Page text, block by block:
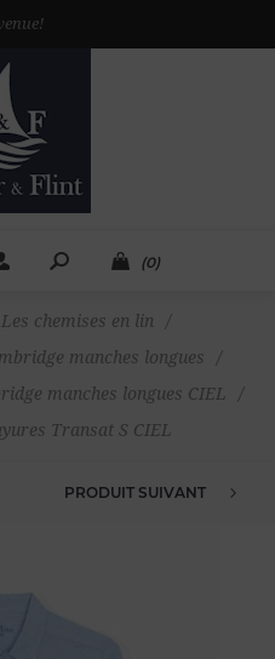
(0)
Les chemises en lin
/
manches longues
/
manches longues CIEL
/
Transat S CIEL
PRODUIT SUIVANT